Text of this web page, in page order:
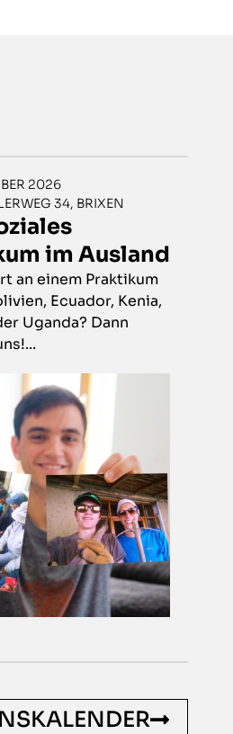
2026
34, BRIXEN
im Ausland
an einem Praktikum
Ecuador, Kenia,
Uganda? Dann